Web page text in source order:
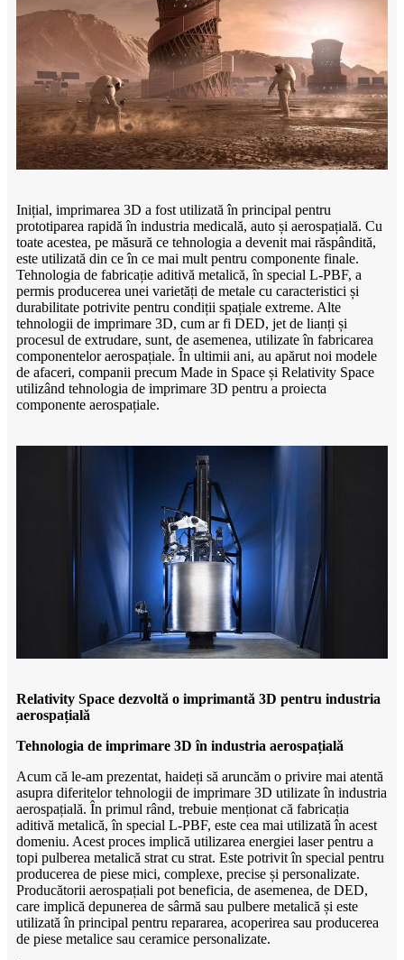
Inițial, imprimarea 3D a fost utilizată în principal pentru
prototiparea rapidă în industria medicală, auto și aerospațială. Cu
toate acestea, pe măsură ce tehnologia a devenit mai răspândită,
este utilizată din ce în ce mai mult pentru componente finale.
Tehnologia de fabricație aditivă metalică, în special L-PBF, a
permis producerea unei varietăți de metale cu caracteristici și
durabilitate potrivite pentru condiții spațiale extreme. Alte
tehnologii de imprimare 3D, cum ar fi DED, jet de lianți și
procesul de extrudare, sunt, de asemenea, utilizate în fabricarea
componentelor aerospațiale. În ultimii ani, au apărut noi modele
de afaceri, companii precum Made in Space și Relativity Space
utilizând tehnologia de imprimare 3D pentru a proiecta
componente aerospațiale.
Relativity Space dezvoltă o imprimantă 3D pentru industria
aerospațială
Tehnologia de imprimare 3D în industria aerospațială
Acum că le-am prezentat, haideți să aruncăm o privire mai atentă
asupra diferitelor tehnologii de imprimare 3D utilizate în industria
aerospațială. În primul rând, trebuie menționat că fabricația
aditivă metalică, în special L-PBF, este cea mai utilizată în acest
domeniu. Acest proces implică utilizarea energiei laser pentru a
topi pulberea metalică strat cu strat. Este potrivit în special pentru
producerea de piese mici, complexe, precise și personalizate.
Producătorii aerospațiali pot beneficia, de asemenea, de DED,
care implică depunerea de sârmă sau pulbere metalică și este
utilizată în principal pentru repararea, acoperirea sau producerea
de piese metalice sau ceramice personalizate.